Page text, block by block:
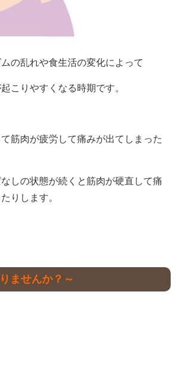
の乱れや食生活の変化によって
こりやすくなる時期です。
筋肉が疲労して痛みが出てしまった
しの状態が続くと筋肉が硬直して痛
りします。
ませんか？～